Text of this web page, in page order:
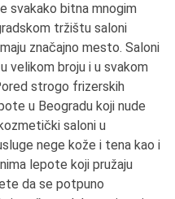
svakako bitna mnogim
tržištu saloni
značajno mesto. Saloni
velikom broju i u svakom
strogo frizerskih
u Beogradu koji nude
saloni u
nege kože i tena kao i
lepote koji pružaju
da se potpuno